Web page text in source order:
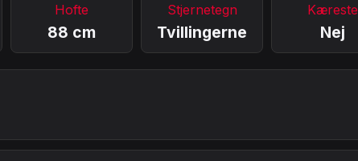
Hofte
88 cm
Stjernetegn
Tvillingerne
Kæreste
Nej